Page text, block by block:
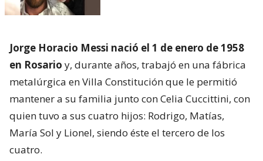
Jorge Horacio Messi nació el 1 de enero de 1958
en Rosario y, durante años, trabajó en una fábrica
metalúrgica en Villa Constitución que le permitió
mantener a su familia junto con Celia Cuccittini, con
quien tuvo a sus cuatro hijos: Rodrigo, Matías,
María Sol y Lionel, siendo éste el tercero de los
cuatro.